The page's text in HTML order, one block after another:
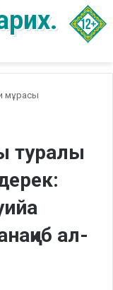
мұрасы
туралы
ал-